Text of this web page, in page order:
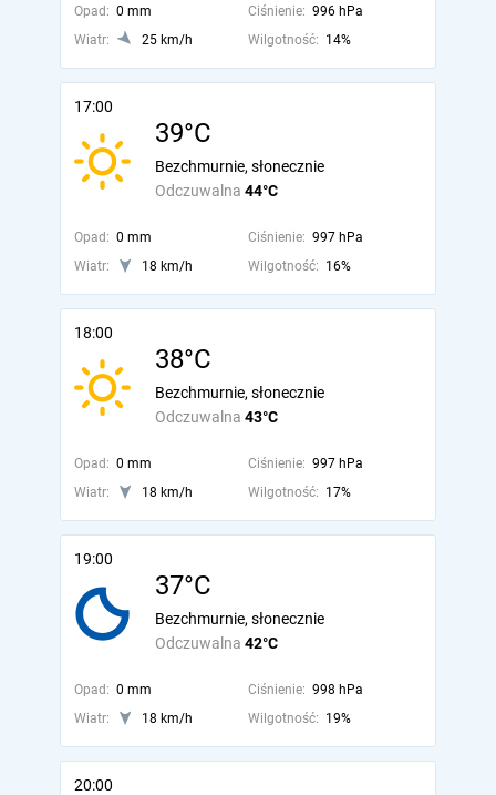
Opad: 0 mm Ciśnienie: 996 hPa
Wiatr:
25 km/h Wilgotność: 14%
17:00
39°C
Odczuwalna 44°C
Bezchmurnie, słonecznie
Opad: 0 mm Ciśnienie: 997 hPa
Wiatr:
18 km/h Wilgotność: 16%
18:00
38°C
Odczuwalna 43°C
Bezchmurnie, słonecznie
Opad: 0 mm Ciśnienie: 997 hPa
Wiatr:
18 km/h Wilgotność: 17%
19:00
37°C
Odczuwalna 42°C
Bezchmurnie, słonecznie
Opad: 0 mm Ciśnienie: 998 hPa
Wiatr:
18 km/h Wilgotność: 19%
20:00